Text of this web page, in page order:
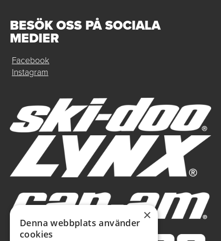
BESÖK OSS PÅ SOCIALA
MEDIER
Facebook
Instagram
×
Denna webbplats använder
cookies